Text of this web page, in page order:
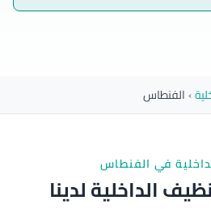
›الفنطاس
في الفنطاس
الداخلية لدينا